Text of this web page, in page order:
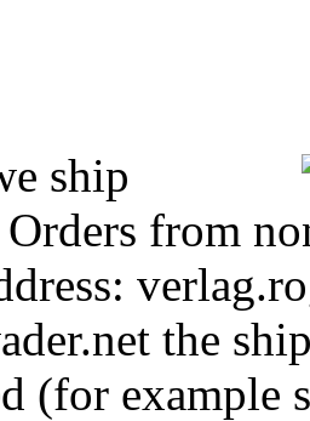
ship
from
the
(for example